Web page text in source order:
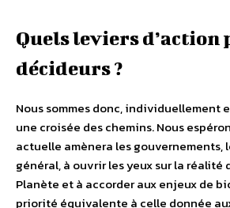
Quels leviers d’action
décideurs ?
Nous sommes donc, individuellement
une croisée des chemins. Nous
actuelle amènera les gouvernements,
général, à ouvrir les yeux sur la réalité
Planète et à accorder aux enjeux de
priorité équivalente à celle donnée